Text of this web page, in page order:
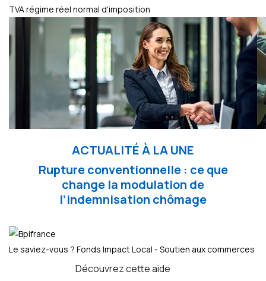
TVA régime réel normal d'imposition
ACTUALITÉ À LA UNE
Rupture conventionnelle : ce que
change la modulation de
l’indemnisation chômage
Le saviez-vous ? Fonds Impact Local - Soutien aux commerces
Découvrez cette aide